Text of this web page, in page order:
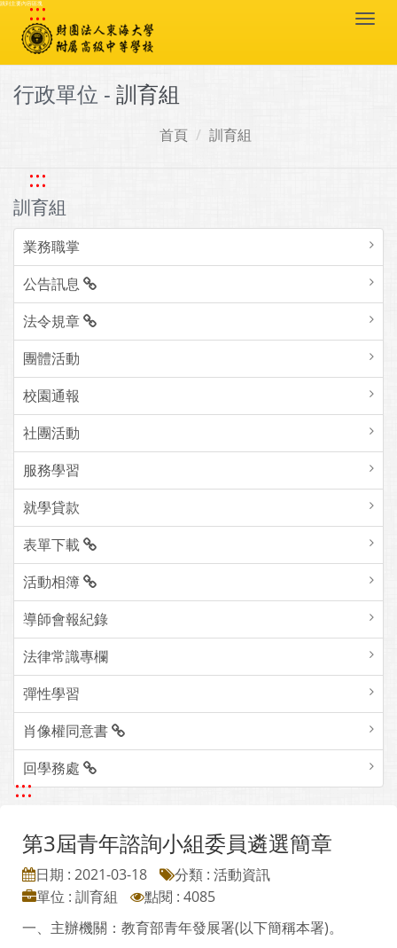
跳到主要內容區塊
:::
行政單位 - 訓育組
首頁 訓育組
:::
訓育組
業務職掌
公告訊息
法令規章
團體活動
校園通報
社團活動
服務學習
就學貸款
表單下載
活動相簿
導師會報紀錄
法律常識專欄
彈性學習
肖像權同意書
回學務處
:::
第3屆青年諮詢小組委員遴選簡章
日期 : 2021-03-18
分類 : 活動資訊
單位 : 訓育組
點閱 : 4085
一、主辦機關：教育部青年發展署(以下簡稱本署)。